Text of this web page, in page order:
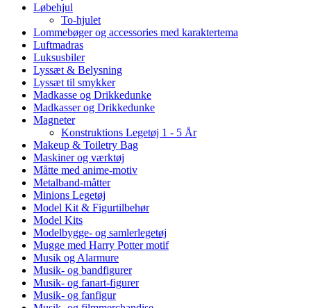
Løbehjul
To-hjulet
Lommebøger og accessories med karaktertema
Luftmadras
Luksusbiler
Lyssæt & Belysning
Lyssæt til smykker
Madkasse og Drikkedunke
Madkasser og Drikkedunke
Magneter
Konstruktions Legetøj 1 - 5 År
Makeup & Toiletry Bag
Maskiner og værktøj
Måtte med anime-motiv
Metalband-måtter
Minions Legetøj
Model Kit & Figurtilbehør
Model Kits
Modelbygge- og samlerlegetøj
Mugge med Harry Potter motif
Musik og Alarmure
Musik- og bandfigurer
Musik- og fanart-figurer
Musik- og fanfigur